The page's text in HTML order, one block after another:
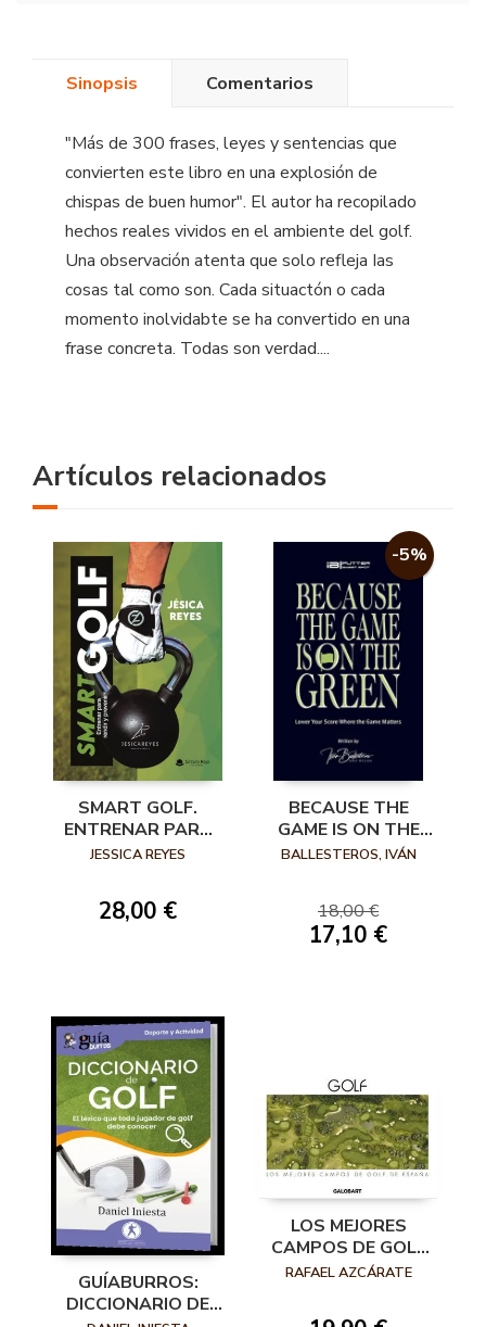
Sinopsis Comentarios
"Más de 300 frases, leyes y sentencias que
convierten este libro en una explosión de
chispas de buen humor". El autor ha recopilado
hechos reales vividos en el ambiente del golf.
Una observación atenta que solo refleja Ias
cosas tal como son. Cada situactón o cada
momento inolvidabte se ha convertido en una
frase concreta. Todas son verdad....
Artículos relacionados
SMART GOLF.
ENTRENAR PARA
RENDIR Y PREVENIR
JESSICA REYES
28,00 €
-5%
BECAUSE THE
GAME IS ON THE
GREEN
BALLESTEROS, IVÁN
18,00 €
17,10 €
GUÍABURROS:
DICCIONARIO DE
LOS MEJORES
CAMPOS DE GOLF
DE ESPAÑA
RAFAEL AZCÁRATE